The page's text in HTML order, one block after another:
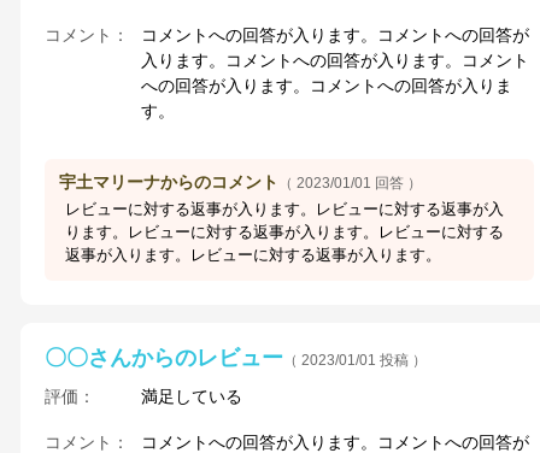
コメント：
コメントへの回答が入ります。コメントへの回答が
入ります。コメントへの回答が入ります。コメント
への回答が入ります。コメントへの回答が入りま
す。
宇土マリーナからのコメント （ 2023/01/01 回答 ）
レビューに対する返事が入ります。レビューに対する返事が入
ります。レビューに対する返事が入ります。レビューに対する
返事が入ります。レビューに対する返事が入ります。
〇〇さんからのレビュー （ 2023/01/01 投稿 ）
評価： 満足している
コメント：
コメントへの回答が入ります。コメントへの回答が